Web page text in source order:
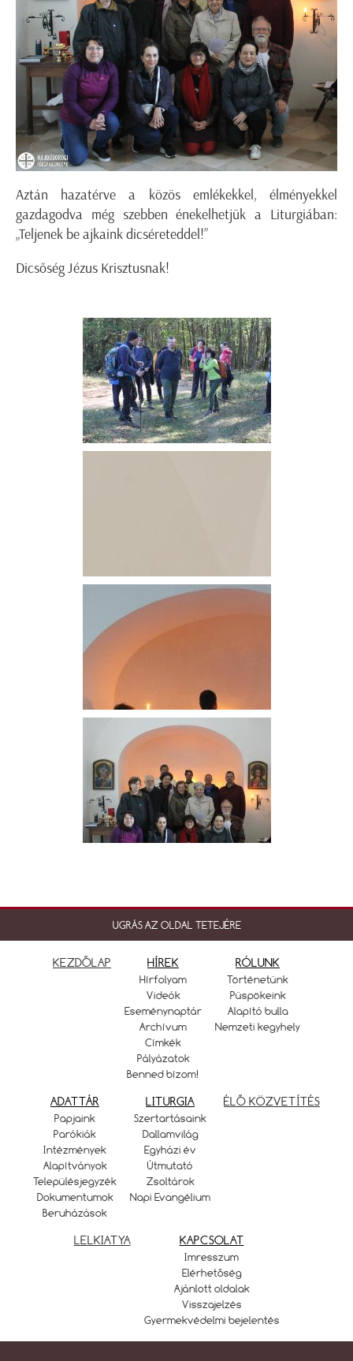
Aztán hazatérve a közös emlékekkel, élményekkel
gazdagodva még szebben énekelhetjük a Liturgiában:
„Teljenek be ajkaink dicséreteddel!”
Dicsőség Jézus Krisztusnak!
UGRÁS AZ OLDAL TETEJÉRE
KEZDŐLAP HÍREK
Hírfolyam
Videók
Eseménynaptár
Archívum
Címkék
Pályázatok
Benned bízom!
RÓLUNK
Történetünk
Püspökeink
Alapító bulla
Nemzeti kegyhely
ADATTÁR
Papjaink
Parókiák
Intézmények
Alapítványok
Településjegyzék
Dokumentumok
Beruházások
LITURGIA
Szertartásaink
Dallamvilág
Egyházi év
Útmutató
Zsoltárok
Napi Evangélium
ÉLŐ KÖZVETÍTÉS
LELKIATYA KAPCSOLAT
Imresszum
Elérhetőség
Ajánlott oldalak
Visszajelzés
Gyermekvédelmi bejelentés